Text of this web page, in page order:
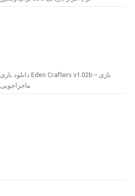
دانلود بازی Eden Crafters v1.02b – بازی
ماجراجویی